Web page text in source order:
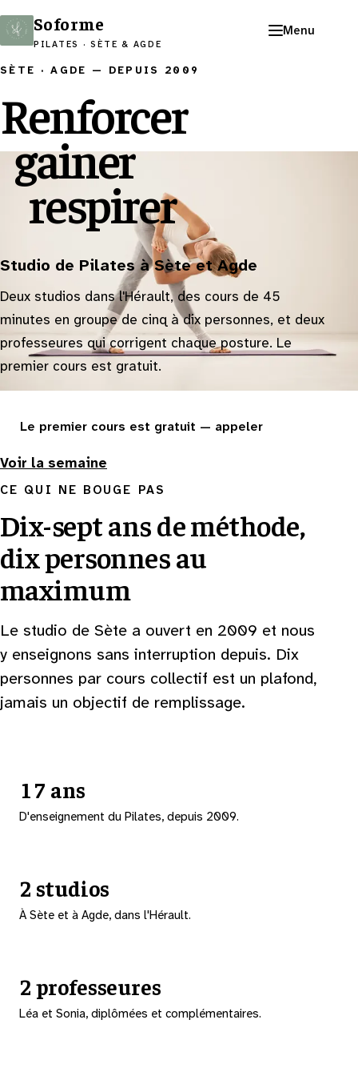
Soforme
PILATES · SÈTE & AGDE
Menu
SÈTE · AGDE — DEPUIS 2009
Renforcer
gainer
respirer
Studio de Pilates à Sète et Agde
Deux studios dans l'Hérault, des cours de 45
minutes en groupe de cinq à dix personnes, et deux
professeures qui corrigent chaque posture. Le
premier cours est gratuit.
Le premier cours est gratuit — appeler
Voir la semaine
CE QUI NE BOUGE PAS
Dix-sept ans de méthode,
dix personnes au
maximum
Le studio de Sète a ouvert en 2009 et nous
y enseignons sans interruption depuis. Dix
personnes par cours collectif est un plafond,
jamais un objectif de remplissage.
17 ans
D'enseignement du Pilates, depuis 2009.
2 studios
À Sète et à Agde, dans l'Hérault.
2 professeures
Léa et Sonia, diplômées et complémentaires.